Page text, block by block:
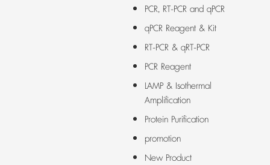
PCR, RT-PCR and qPCR
qPCR Reagent & Kit
RT-PCR & qRT-PCR
PCR Reagent
LAMP & Isothermal
Amplification
Protein Purification
promotion
New Product